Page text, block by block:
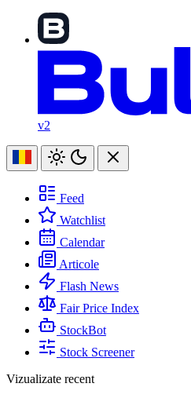
v2
Feed
Watchlist
Calendar
Articole
Flash News
Fair Price Index
StockBot
Stock Screener
Vizualizate recent